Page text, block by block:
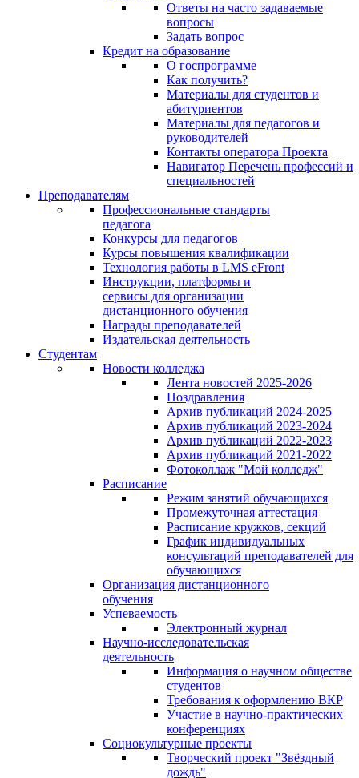
Ответы на часто задаваемые
вопросы
Задать вопрос
Кредит на образование
О госпрограмме
Как получить?
Материалы для студентов и
абитуриентов
Материалы для педагогов и
руководителей
Контакты оператора Проекта
Навигатор Перечень профессий и
специальностей
Преподавателям
Профессиональные стандарты
педагога
Конкурсы для педагогов
Курсы повышения квалификации
Технология работы в LMS eFront
Инструкции, платформы и
сервисы для организации
дистанционного обучения
Награды преподавателей
Издательская деятельность
Студентам
Новости колледжа
Лента новостей 2025-2026
Поздравления
Архив публикаций 2024-2025
Архив публикаций 2023-2024
Архив публикаций 2022-2023
Архив публикаций 2021-2022
Фотоколлаж "Мой колледж"
Расписание
Режим занятий обучающихся
Промежуточная аттестация
Расписание кружков, секций
График индивидуальных
консультаций преподавателей для
обучающихся
Организация дистанционного
обучения
Успеваемость
Электронный журнал
Научно-исследовательская
деятельность
Информация о научном обществе
студентов
Требования к оформлению ВКР
Участие в научно-практических
конференциях
Социокультурные проекты
Творческий проект "Звёздный
дождь"